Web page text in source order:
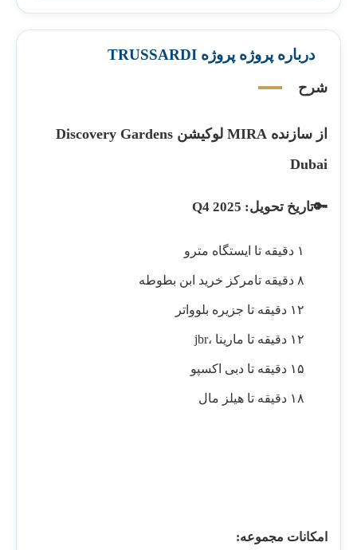
درباره پروژه پروژه TRUSSARDI
شرح
از سازنده MIRA لوکیشن Discovery Gardens
Dubai
🔑تاریخ تحویل: Q4 2025
امکانات مجموعه: